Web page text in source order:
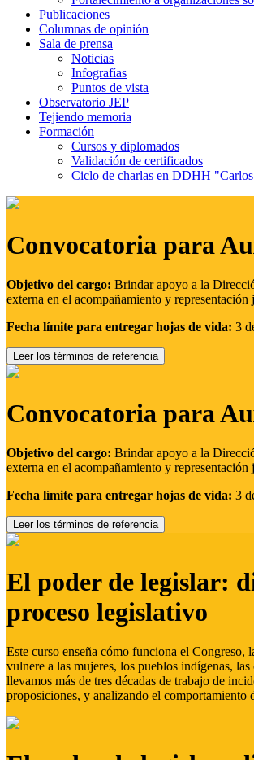
Publicaciones
Columnas de opinión
Sala de prensa
Noticias
Infografías
Puntos de vista
Observatorio JEP
Tejiendo memoria
Formación
Cursos y diplomados
Validación de certificados
Ciclo de charlas en DDHH
Convocatoria para
Objetivo del cargo: Brindar apoyo a la
externa en el acompañamiento y
Fecha límite para entregar hojas de vida: 3
Leer los términos de referencia
Convocatoria para
Objetivo del cargo: Brindar apoyo a la
externa en el acompañamiento y
Fecha límite para entregar hojas de vida: 3
Leer los términos de referencia
El poder de legislar:
proceso legislativo
Este curso enseña cómo funciona el Congreso,
vulnere a las mujeres, los pueblos indígenas,
llevamos más de tres décadas de trabajo de
proposiciones, y analizando el comportamiento